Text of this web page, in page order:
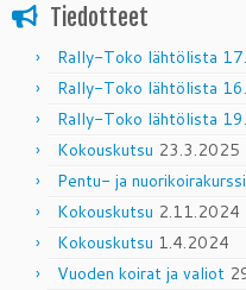
Tiedotteet
Rally-Toko lähtölista
Rally-Toko lähtölista
Rally-Toko lähtölista
Kokouskutsu 23.3.2025
Pentu- ja nuorikoirakurssi
Kokouskutsu 2.11.2024
Kokouskutsu 1.4.2024
Vuoden koirat ja valiot